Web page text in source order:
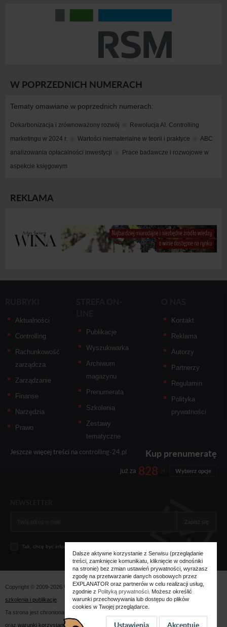
W POPRZEDNICH NUMERACH
Tematy omawiane w poprzednich numerach:
Dekarbonizacja i zrównoważony rozwój
Rewolucja AI. Controlling
marketingu w 2024 r.
Wartości niematerialne w teorii i praktyce
ABC
analizowania opłacalności inwestycji
Prace badawcze i rozwojowe w
aspekcie księgowym
REKLAMA
Aktualności
Controlling
Rachunkowość
zarządcza
Zarządzanie
Finanse
Narzędzia
Prawo
Publikacje
Wyszukiwarka
Archiwum
magazynu
Prenumerata
Szkolenia
Zestawy
tematyczne
Kontakt
Reklama
Autorzy
Partnerzy
Regulamin
Polityka
prywatności
Jeszcze więcej treści na controlling-24.pl Kup prenumeratę
już za 828 zł Wybierz opcje
Zapisz się
Tak, chcę być informowany... (
Copyright © 2009-2026 Wszystkie prawa zastrzeżone. WydawnictwoExplanator -
szkolenia i publikacje
Ta strona jest chroniona przez reCAPTCHA i obowiązują na niej
oraz warunki korzystania z usługi firmy Google.
Dalsze aktywne korzystanie z Serwisu (przeglądanie
treści, zamknięcie komunikatu, kliknięcie w odnośniki
na stronie) bez zmian ustawień prywatności, wyrażasz
zgodę na przetwarzanie danych osobowych przez
EXPLANATOR oraz partnerów w celu realizacji usług,
zgodnie z Polityką prywatności . Możesz określić
warunki przechowywania lub dostępu do plików
cookies w Twojej przeglądarce.
Akceptuję
Ustawienia